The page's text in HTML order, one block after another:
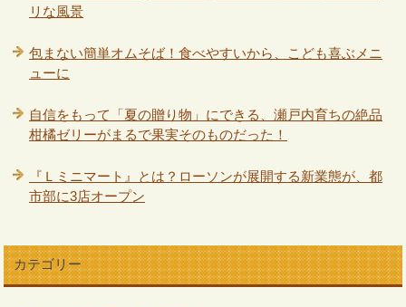
リな風景
包まない簡単オムそば！食べやすいから、こども喜ぶメニ
ューに
自信をもって「夏の贈り物」にできる、瀬戸内育ちの絶品
柑橘ゼリーがまるで果実そのものだった！
『Ｌミニマート』とは？ローソンが展開する新業態が、都
市部に3店オープン
カテゴリー